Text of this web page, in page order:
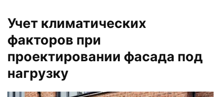
Учет климатических
факторов при
проектировании фасада под
нагрузку